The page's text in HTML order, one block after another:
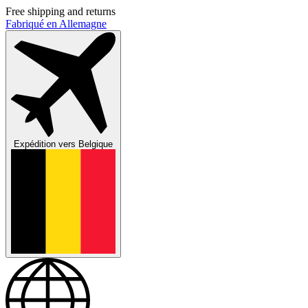
Free shipping and returns
Fabriqué en Allemagne
Expédition vers Belgique